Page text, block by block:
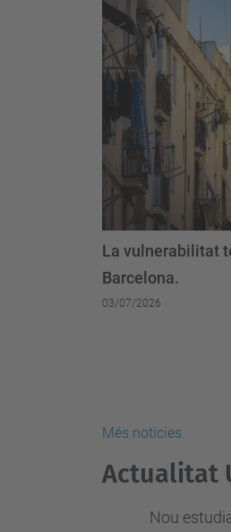
La vulnerabilitat
Barcelona.
03/07/2026
Més notícies
Actualitat
Nou